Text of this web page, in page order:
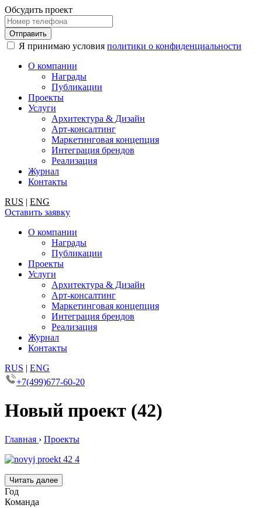
Обсудить проект
Я принимаю условия политики о конфиденциальности
О компании
Награды
Публикации
Проекты
Услуги
Архитектура & Дизайн
Арт-консалтинг
Маркетинговая концепция
Интеграция брендов
Реализация
Журнал
Контакты
RUS | ENG
Оставить заявку
О компании
Награды
Публикации
Проекты
Услуги
Архитектура & Дизайн
Арт-консалтинг
Маркетинговая концепция
Интеграция брендов
Реализация
Журнал
Контакты
RUS | ENG
+7(499)677-60-20
Новый проект (42)
Главная › Проекты
Читать далее
Год
Команда